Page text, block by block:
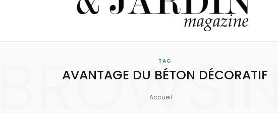
TAG
AVANTAGE DU BÉTON DÉCORATIF
Accueil